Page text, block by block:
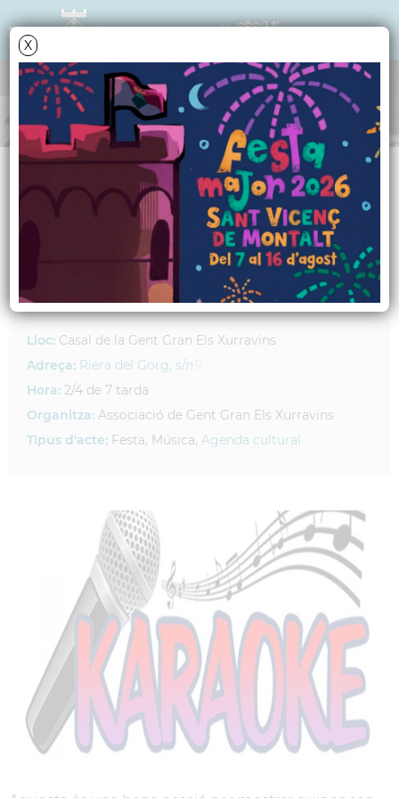
X
AGENDA CULTURAL
Dimecres 10 juny 2026
Karaoke, acudits i
monòlegs
Lloc: Casal de la Gent Gran Els Xurravins
Adreça: Riera del Gorg, s/n
Hora: 2/4 de 7 tarda
Organitza: Associació de Gent Gran Els Xurravins
Tipus d'acte: Festa, Música, Agenda cultural